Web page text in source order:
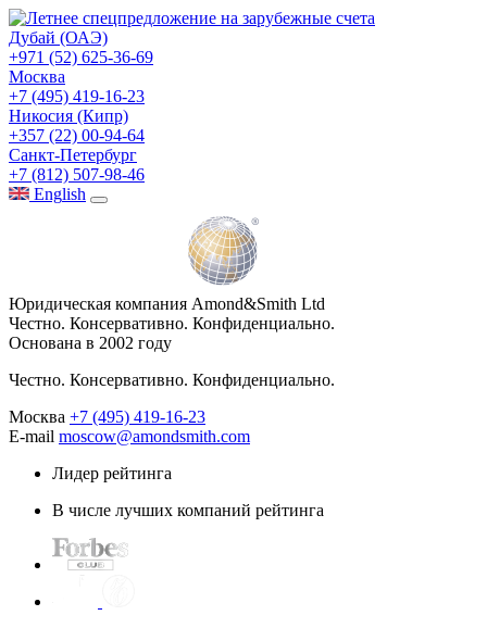
Дубай (ОАЭ)
+971 (52) 625-36-69
Москва
+7 (495) 419-16-23
Никосия (Кипр)
+357 (22) 00-94-64
Санкт-Петербург
+7 (812) 507-98-46
English
Юридическая компания Amond&Smith Ltd
Честно. Консервативно. Конфиденциально.
Основана в 2002 году
Честно. Консервативно. Конфиденциально.
Москва +7 (495) 419-16-23
E-mail moscow@amondsmith.com
Лидер рейтинга
В числе лучших компаний рейтинга